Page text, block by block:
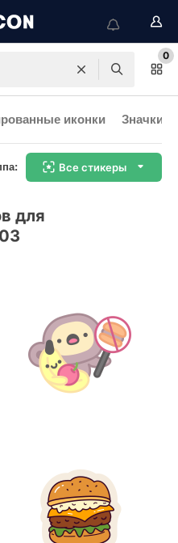
0
иконки Значки
Все стикеры
для